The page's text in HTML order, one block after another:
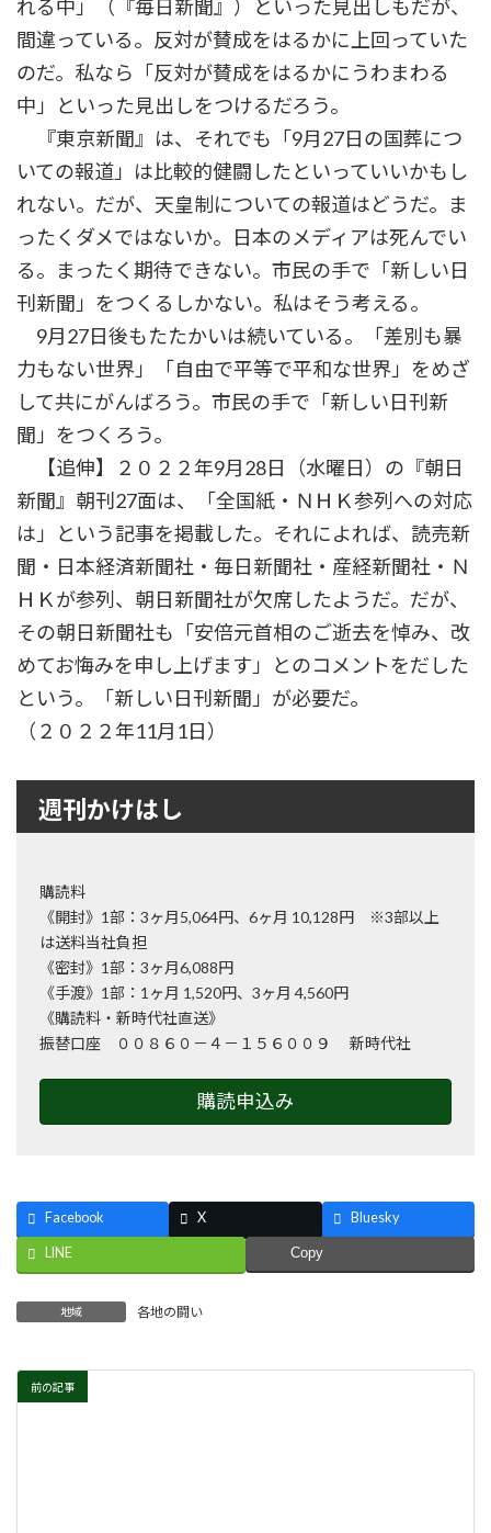
れる中」（『毎日新聞』）といった見出しもだが、
間違っている。反対が賛成をはるかに上回っていた
のだ。私なら「反対が賛成をはるかにうわまわる
中」といった見出しをつけるだろう。
『東京新聞』は、それでも「9月27日の国葬につ
いての報道」は比較的健闘したといっていいかもし
れない。だが、天皇制についての報道はどうだ。ま
ったくダメではないか。日本のメディアは死んでい
る。まったく期待できない。市民の手で「新しい日
刊新聞」をつくるしかない。私はそう考える。
9月27日後もたたかいは続いている。「差別も暴
力もない世界」「自由で平等で平和な世界」をめざ
して共にがんばろう。市民の手で「新しい日刊新
聞」をつくろう。
【追伸】２０２２年9月28日（水曜日）の『朝日
新聞』朝刊27面は、「全国紙・ＮＨＫ参列への対応
は」という記事を掲載した。それによれば、読売新
聞・日本経済新聞社・毎日新聞社・産経新聞社・Ｎ
ＨＫが参列、朝日新聞社が欠席したようだ。だが、
その朝日新聞社も「安倍元首相のご逝去を悼み、改
めてお悔みを申し上げます」とのコメントをだした
という。「新しい日刊新聞」が必要だ。
（２０２２年11月1日）
週刊かけはし
購読料
《開封》1部：3ヶ月5,064円、6ヶ月 10,128円 ※3部以上
は送料当社負担
《密封》1部：3ヶ月6,088円
《手渡》1部：1ヶ月 1,520円、3ヶ月 4,560円
《購読料・新時代社直送》
振替口座 ００８６０－４－１５６００９ 新時代社
購読申込み
Facebook X Bluesky
LINE Copy
地域 各地の闘い
前の記事